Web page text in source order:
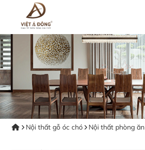
Nội thất gỗ óc chó Nội thất phòng ăn